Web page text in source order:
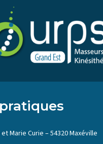
Marie Curie – 54320 Maxéville